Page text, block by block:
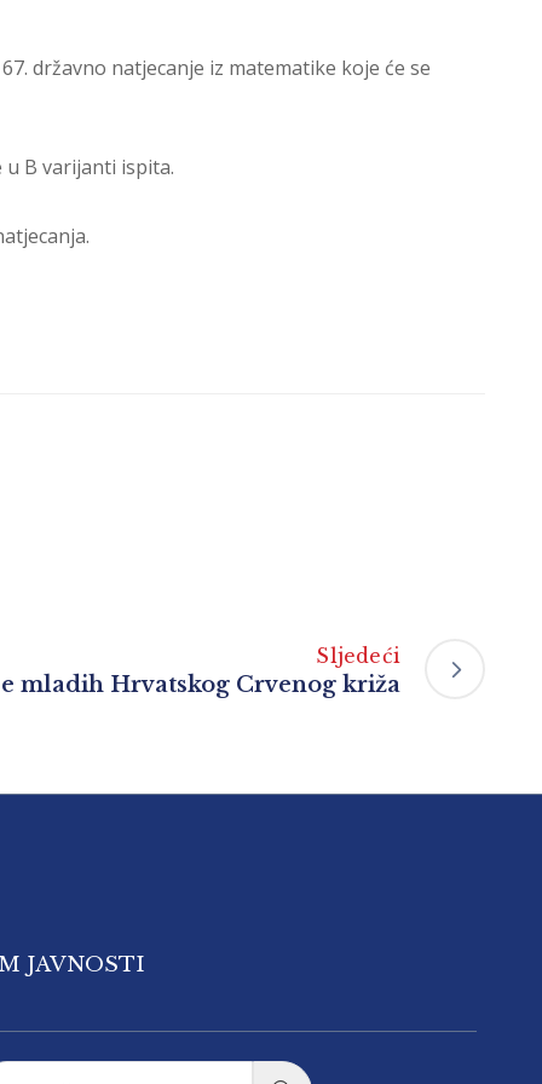
državno natjecanje iz matematike koje će se
u B varijanti ispita.
Sljedeći
mladih Hrvatskog Crvenog križa
JAVNOSTI